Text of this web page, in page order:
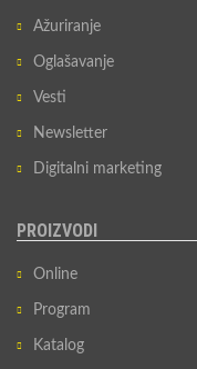
Ažuriranje
Oglašavanje
Vesti
Newsletter
Digitalni marketing
PROIZVODI
Online
Program
Katalog